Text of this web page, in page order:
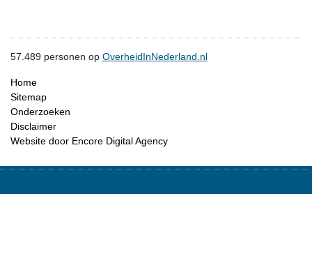
57.489 personen op OverheidInNederland.nl
Home
Sitemap
Onderzoeken
Disclaimer
Website door Encore Digital Agency